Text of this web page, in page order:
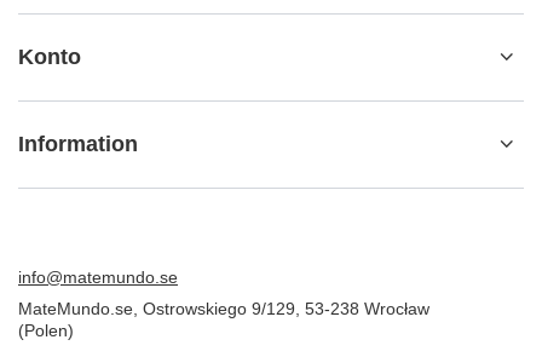
Konto
Information
info@matemundo.se
MateMundo.se Ostrowskiego 9/129 53-238 Wrocław
(Polen)